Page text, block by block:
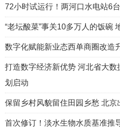
72小时试运行！两河口水电站6
“老坛酸菜”事关10多万人的饭碗
数字化赋能新业态西单商圈改造
打造数字经济新优势 河北省大
划启动
保留乡村风貌留住田园乡愁 北京
首次修订！淡水生物水质基准推